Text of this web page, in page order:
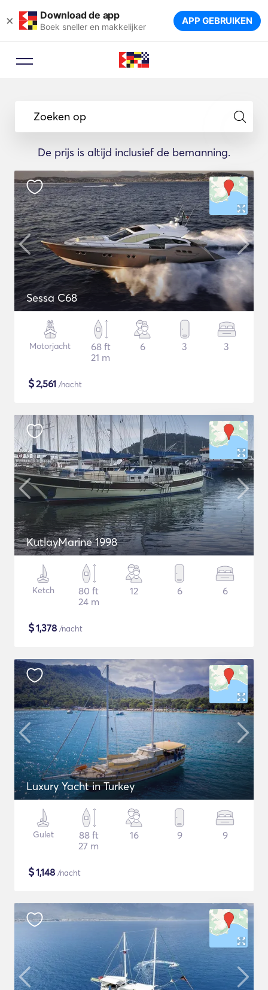
× Download de app
Boek sneller en makkelijker APP GEBRUIKEN
Zoeken op
De prijs is altijd inclusief de bemanning.
Sessa C68
Motorjacht
68 ft
21 m
6 3 3
$2,561 /nacht
KutlayMarine 1998
Ketch
80 ft
24 m
12 6 6
$1,378 /nacht
Luxury Yacht in Turkey
Gulet
88 ft
27 m
16 9 9
$1,148 /nacht